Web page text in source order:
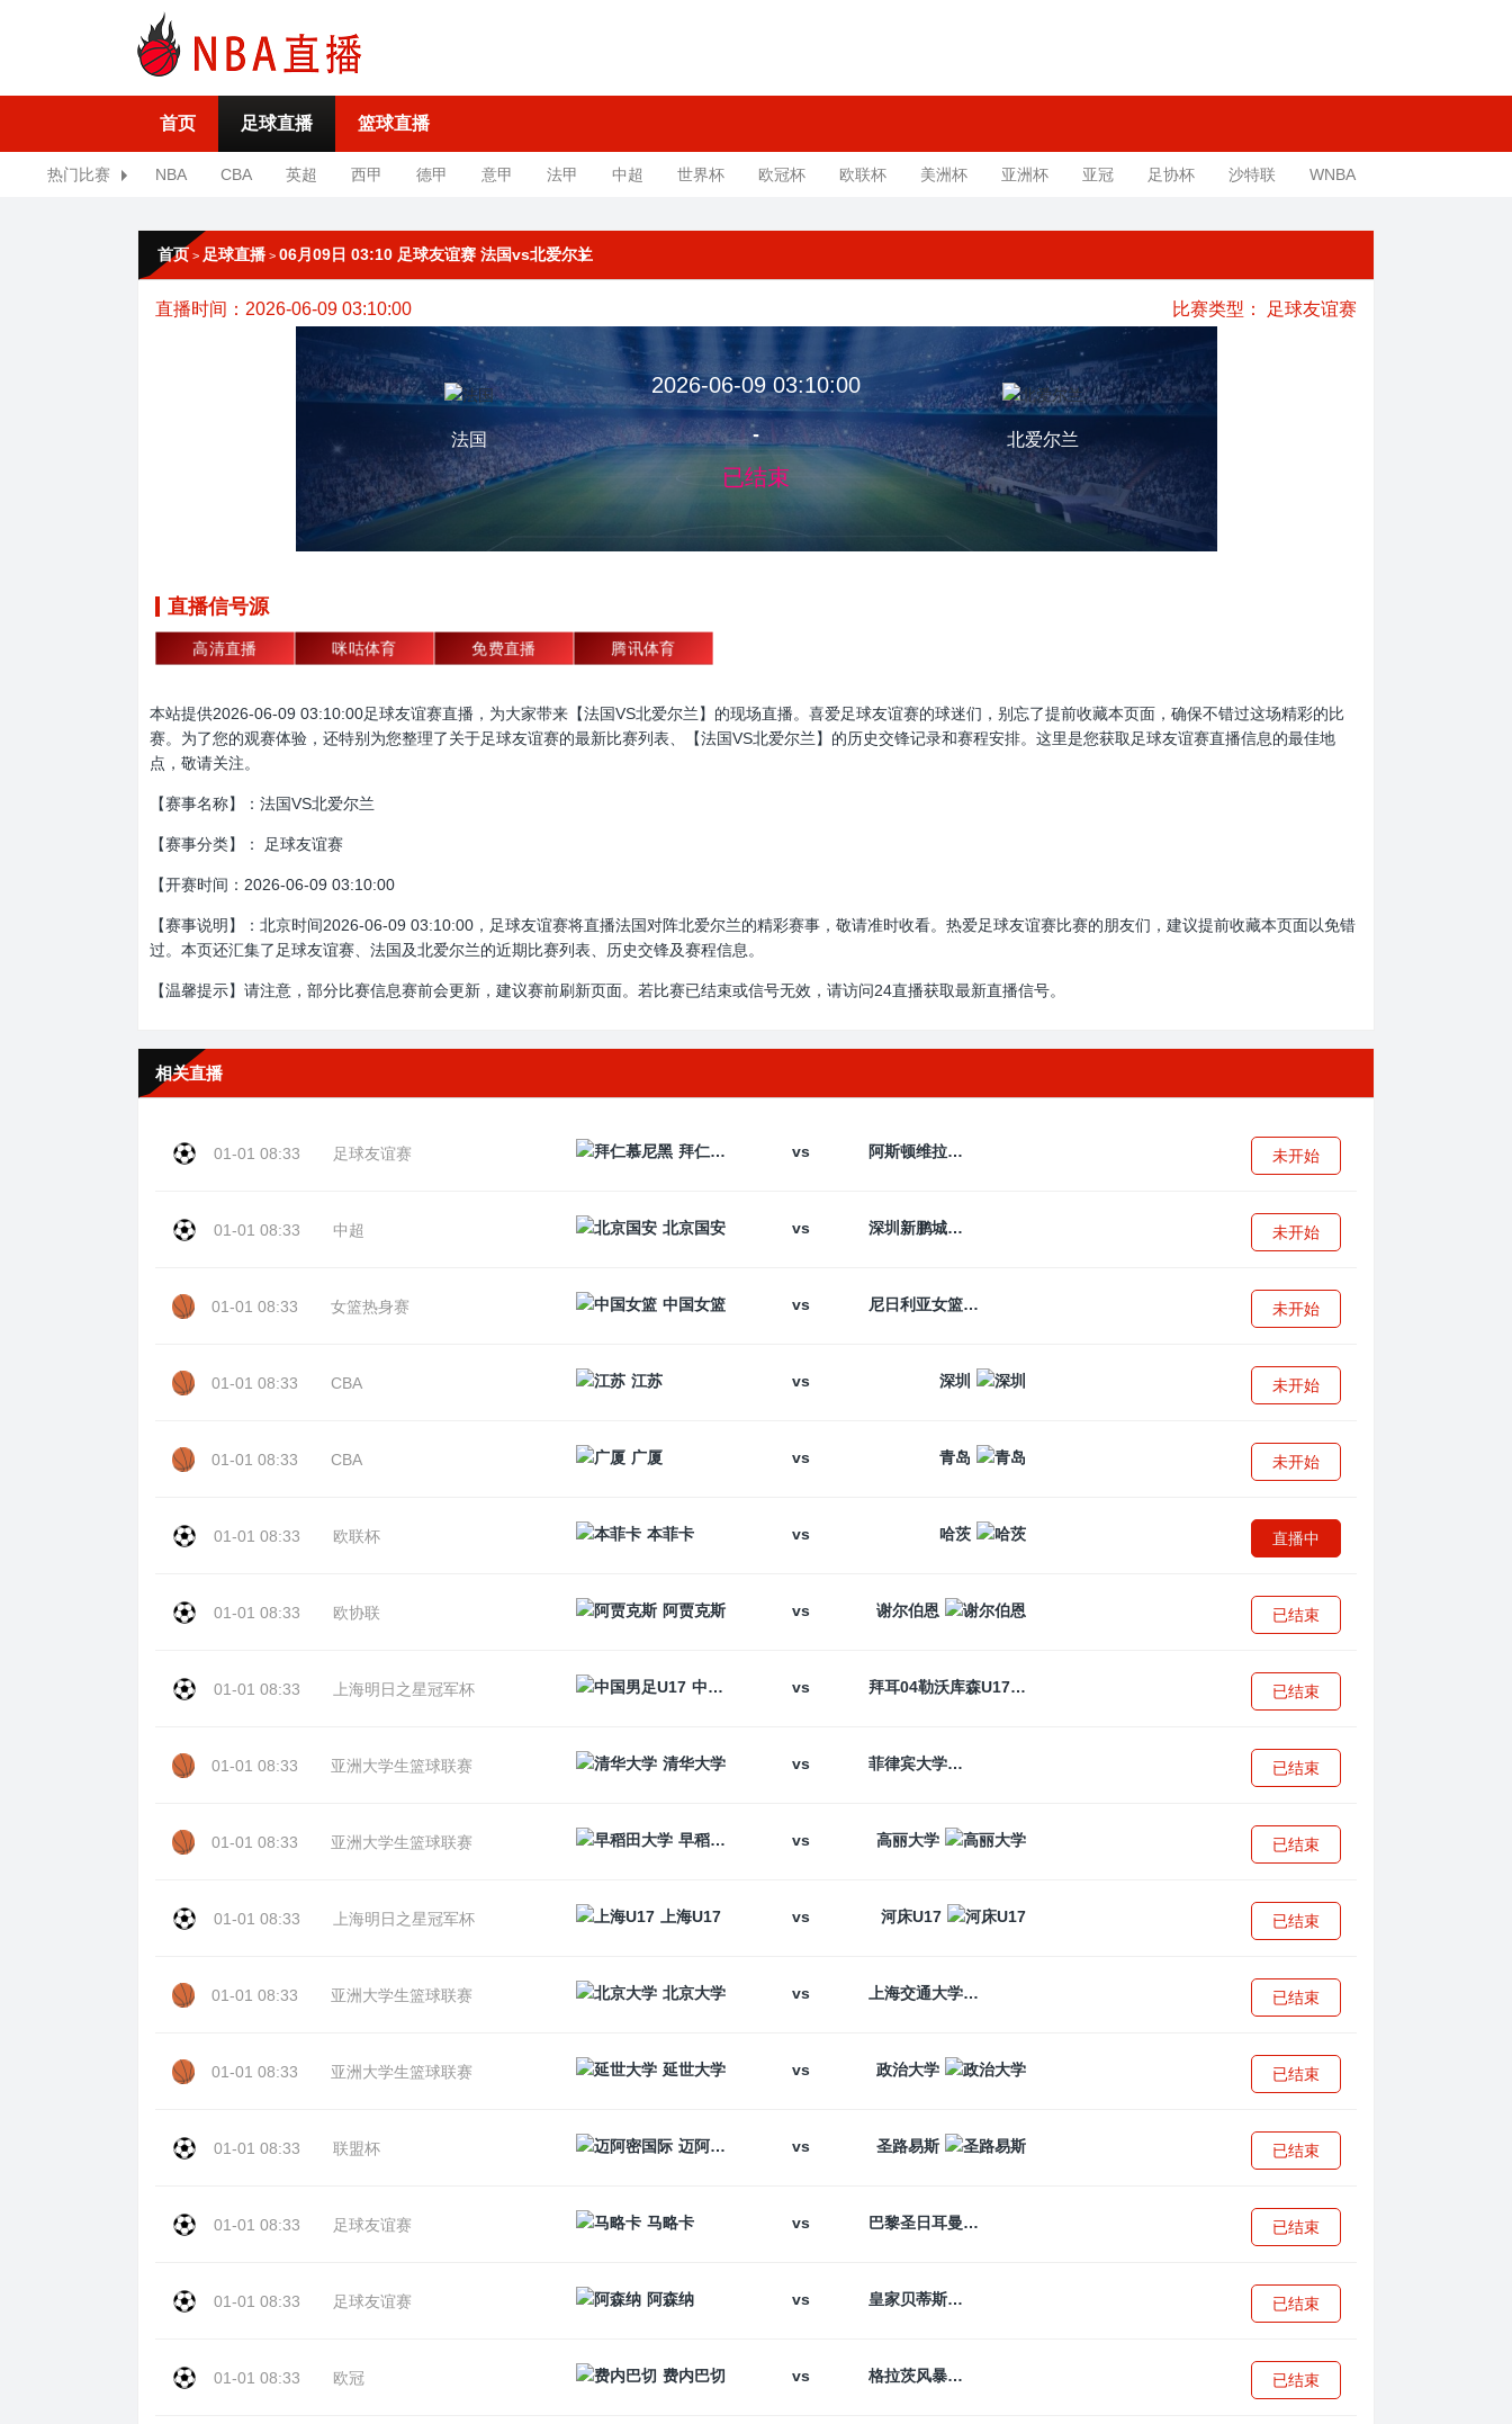
首页 足球直播 篮球直播
热门比赛 NBA CBA 英超 西甲 德甲 意甲 法甲 中超 世界杯 欧冠杯 欧联杯 美洲杯 亚洲杯 亚冠 足协杯 沙特联 WNBA
首页 > 足球直播 > 06月09日 03:10 足球友谊赛 法国vs北爱尔兰
直播时间：2026-06-09 03:10:00 比赛类型： 足球友谊赛
法国
2026-06-09 03:10:00
-
已结束
北爱尔兰
直播信号源
高清直播 咪咕体育 免费直播 腾讯体育
本站提供2026-06-09 03:10:00足球友谊赛直播，为大家带来【法国VS北爱尔兰】的现场直播。喜爱足球友谊赛的球迷们，别忘了提前收藏本页面，确保不错过这场精彩的比
赛。为了您的观赛体验，还特别为您整理了关于足球友谊赛的最新比赛列表、【法国VS北爱尔兰】的历史交锋记录和赛程安排。这里是您获取足球友谊赛直播信息的最佳地
点，敬请关注。
【赛事名称】：法国VS北爱尔兰
【赛事分类】： 足球友谊赛
【开赛时间：2026-06-09 03:10:00
【赛事说明】：北京时间2026-06-09 03:10:00，足球友谊赛将直播法国对阵北爱尔兰的精彩赛事，敬请准时收看。热爱足球友谊赛比赛的朋友们，建议提前收藏本页面以免错
过。本页还汇集了足球友谊赛、法国及北爱尔兰的近期比赛列表、历史交锋及赛程信息。
【温馨提示】请注意，部分比赛信息赛前会更新，建议赛前刷新页面。若比赛已结束或信号无效，请访问24直播获取最新直播信号。
相关直播
01-01 08:33 足球友谊赛 拜仁慕尼黑 vs 阿斯顿维拉 未开始
01-01 08:33 中超 北京国安 vs 深圳新鹏城 未开始
01-01 08:33 女篮热身赛 中国女篮 vs 尼日利亚女篮 未开始
01-01 08:33 CBA 江苏 vs 深圳 未开始
01-01 08:33 CBA 广厦 vs 青岛 未开始
01-01 08:33 欧联杯 本菲卡 vs 哈茨 直播中
01-01 08:33 欧协联 阿贾克斯 vs 谢尔伯恩 已结束
01-01 08:33 上海明日之星冠军杯 中国男足U17 vs 拜耳04勒沃库森U17 已结束
01-01 08:33 亚洲大学生篮球联赛 清华大学 vs 菲律宾大学 已结束
01-01 08:33 亚洲大学生篮球联赛 早稻田大学 vs 高丽大学 已结束
01-01 08:33 上海明日之星冠军杯 上海U17 vs 河床U17 已结束
01-01 08:33 亚洲大学生篮球联赛 北京大学 vs 上海交通大学 已结束
01-01 08:33 亚洲大学生篮球联赛 延世大学 vs 政治大学 已结束
01-01 08:33 联盟杯 迈阿密国际 vs 圣路易斯 已结束
01-01 08:33 足球友谊赛 马略卡 vs 巴黎圣日耳曼 已结束
01-01 08:33 足球友谊赛 阿森纳 vs 皇家贝蒂斯 已结束
01-01 08:33 欧冠 费内巴切 vs 格拉茨风暴 已结束